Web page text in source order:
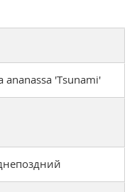
ananassa 'Tsunami'